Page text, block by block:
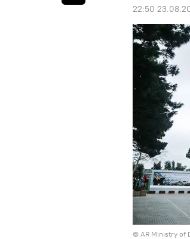
22:50
© AR Ministry of